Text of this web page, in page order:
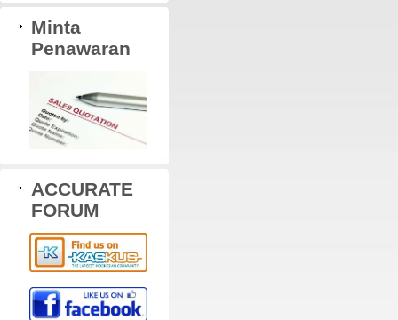
Minta
Penawaran
ACCURATE
FORUM